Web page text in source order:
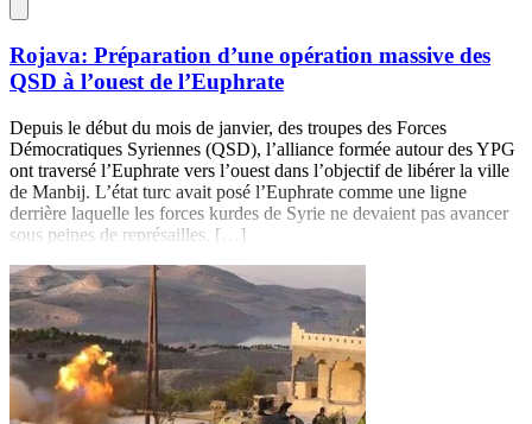
Rojava: Préparation d’une opération massive des
QSD à l’ouest de l’Euphrate
Depuis le début du mois de janvier, des troupes des Forces
Démocratiques Syriennes (QSD), l’alliance formée autour des YPG
ont traversé l’Euphrate vers l’ouest dans l’objectif de libérer la ville
de Manbij. L’état turc avait posé l’Euphrate comme une ligne
derrière laquelle les forces kurdes de Syrie ne devaient pas avancer
sous peines de représailles. […]